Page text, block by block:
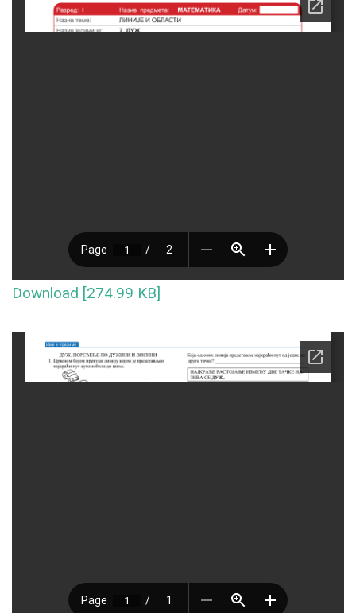
Download [274.99 KB]